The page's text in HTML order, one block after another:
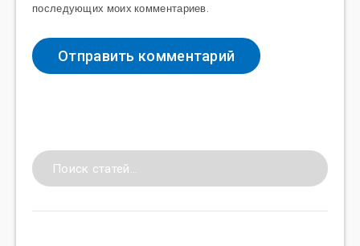
последующих моих комментариев.